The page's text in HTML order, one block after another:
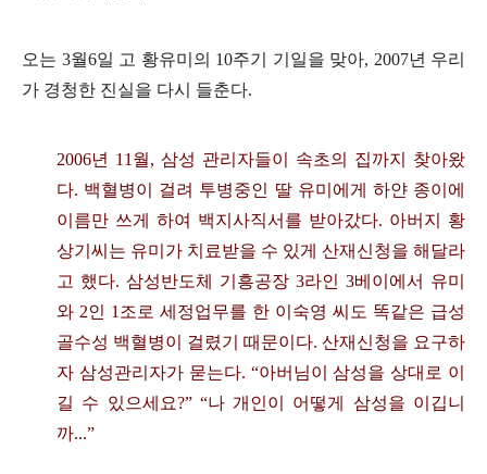
오는 3월6일 고 황유미의 10주기 기일을 맞아, 2007년 우리
가 경청한 진실을 다시 들춘다.
2006년 11 월, 삼성 관리자들이 속초의 집까지 찾아왔
다. 백혈병이 걸려 투병중인 딸 유미에게 하얀 종이에
이름만 쓰게 하여 백지사직서를 받아갔다. 아버지 황
상기씨는 유미가 치료받을 수 있게 산재신청을 해달라
고 했다. 삼성반도체 기흥공장 3라인 3베이에서 유미
와 2인 1 조로 세정업무를 한 이숙영 씨도 똑같은 급성
골수성 백혈병이 걸렸기 때문이다. 산재신청을 요구하
자 삼성관리자가 묻는다. “아버님이 삼성을 상대로 이
길 수 있으세요?” “나 개인이 어떻게 삼성을 이깁니
까...”